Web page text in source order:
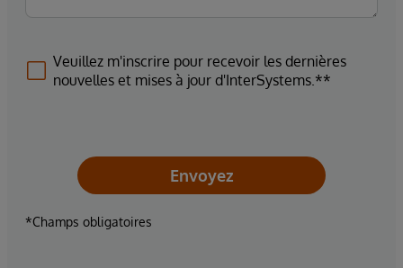
Veuillez m'inscrire pour recevoir les dernières
nouvelles et mises à jour d'InterSystems.**
Envoyez
*Champs obligatoires